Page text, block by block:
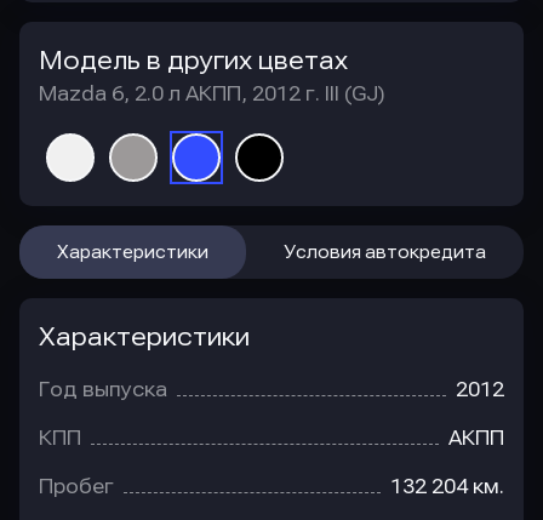
Модель в других цветах
Mazda 6, 2.0 л АКПП, 2012 г. III (GJ)
Характеристики Условия автокредита
Характеристики
Год выпуска 2012
КПП АКПП
Пробег 132 204 км.